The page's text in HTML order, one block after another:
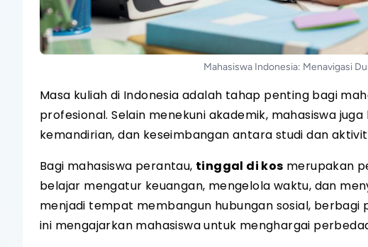
Mahasiswa Indonesia: Menavigasi
Masa kuliah di Indonesia adalah tahap penting bagi
profesional. Selain menekuni akademik, mahasiswa
kemandirian, dan keseimbangan antara studi dan
Bagi mahasiswa perantau, tinggal di kos merupakan
belajar mengatur keuangan, mengelola waktu, dan
menjadi tempat membangun hubungan sosial, berbagi
ini mengajarkan mahasiswa untuk menghargai